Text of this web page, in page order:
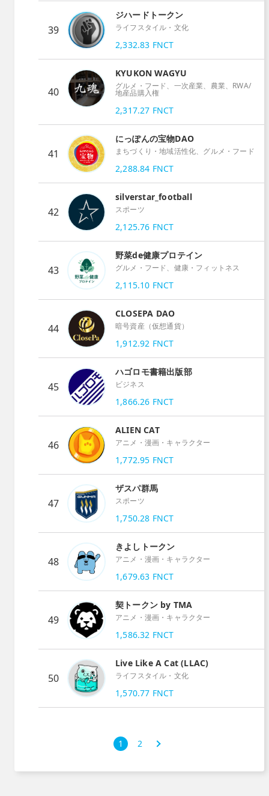
39
ジハードトークン
ライフスタイル・文化
2,332.83 FNCT
40
KYUKON WAGYU
グルメ・フード、一次産業、農業、RWA/
地産品購入権
2,317.27 FNCT
41
にっぽんの宝物DAO
まちづくり・地域活性化、グルメ・フード
2,288.84 FNCT
42
silverstar_football
スポーツ
2,125.76 FNCT
43
野菜de健康プロテイン
グルメ・フード、健康・フィットネス
2,115.10 FNCT
44
CLOSEPA DAO
暗号資産（仮想通貨）
1,912.92 FNCT
45
ハゴロモ書籍出版部
ビジネス
1,866.26 FNCT
46
ALIEN CAT
アニメ・漫画・キャラクター
1,772.95 FNCT
47
ザスパ群馬
スポーツ
1,750.28 FNCT
48
きよしトークン
アニメ・漫画・キャラクター
1,679.63 FNCT
49
契トークン by TMA
アニメ・漫画・キャラクター
1,586.32 FNCT
50
Live Like A Cat (LLAC)
ライフスタイル・文化
1,570.77 FNCT
1 2